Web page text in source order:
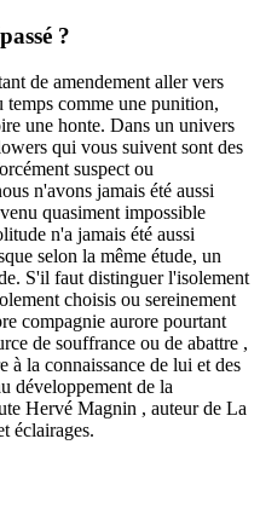
?
de amendement aller vers
comme une punition,
une honte. Dans un univers
qui vous suivent sont des
suspect ou
n'avons jamais été aussi
quasiment impossible
n'a jamais été aussi
selon la même étude, un
S'il faut distinguer l'isolement
choisis ou sereinement
compagnie aurore pourtant
de souffrance ou de abattre ,
à la connaissance de lui et des
développement de la
Hervé Magnin , auteur de La
éclairages.